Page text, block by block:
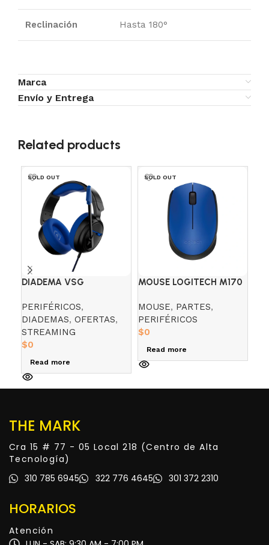
Reclinación Hasta 180°
Marca
Envío y Entrega
Related products
SOLD OUT
DIADEMA VSG
PERIFÉRICOS,
DIADEMAS, OFERTAS,
STREAMING
$0
Read more
SOLD OUT
MOUSE LOGITECH M170
MOUSE, PARTES,
PERIFÉRICOS
$0
Read more
THE MARK
Cra 15 # 77 - 05 Local 218 (Centro de Alta
Tecnología)
310 785 6945
322 776 4645 301 372 2310
HORARIOS
Atención